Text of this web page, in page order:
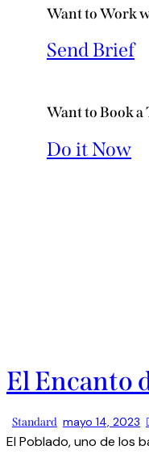
Want to Work
Send Brief
Want to Book a
Do it Now
El Encanto
Standard mayo 14, 2023
El Poblado, uno de los